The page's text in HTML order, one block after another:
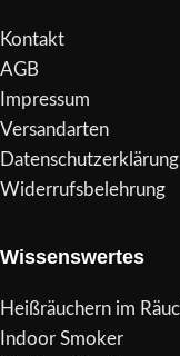
Kontakt
AGB
Impressum
Versandarten
Datenschutzerklärung
Widerrufsbelehrung
Wissenswertes
Heißräuchern im
Indoor Smoker